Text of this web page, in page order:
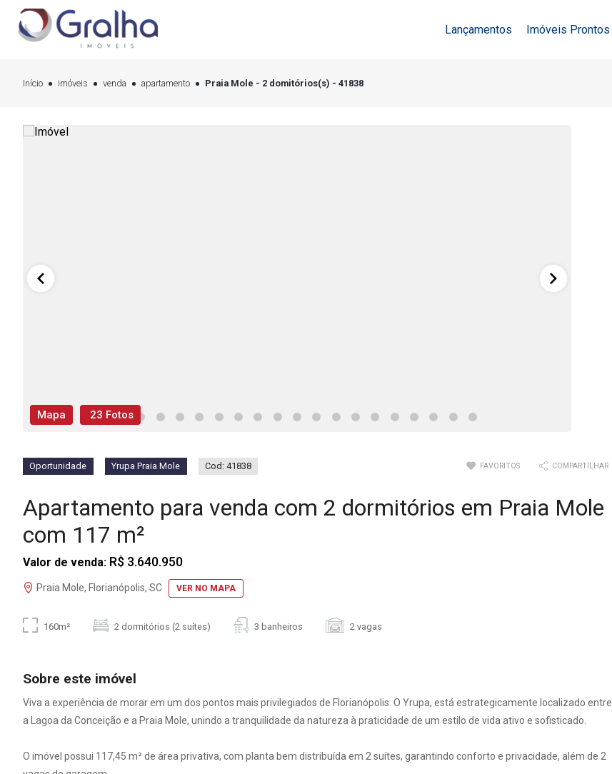
Lançamentos Imóveis Prontos
Início imóveis venda apartamento Praia Mole - 2 domitórios(s) - 41838
Mapa 23 Fotos
Oportunidade Yrupa Praia Mole Cod: 41838 FAVORITOS COMPARTILHAR
Apartamento para venda com 2 dormitórios em Praia Mole
com 117 m²
Valor de venda: R$ 3.640.950
Praia Mole, Florianópolis, SC VER NO MAPA
160m² 2 dormitórios (2 suítes) 3 banheiros 2 vagas
Sobre este imóvel
Viva a experiência de morar em um dos pontos mais privilegiados de Florianópolis. O Yrupa, está estrategicamente localizado entre
a Lagoa da Conceição e a Praia Mole, unindo a tranquilidade da natureza à praticidade de um estilo de vida ativo e sofisticado.
O imóvel possui 117,45 m² de área privativa, com planta bem distribuída em 2 suítes, garantindo conforto e privacidade, além de 2